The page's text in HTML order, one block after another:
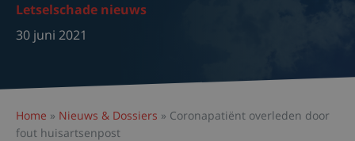
Letselschade nieuws
30 juni 2021
Home » Nieuws & Dossiers » Coronapatiënt overleden door
fout huisartsenpost